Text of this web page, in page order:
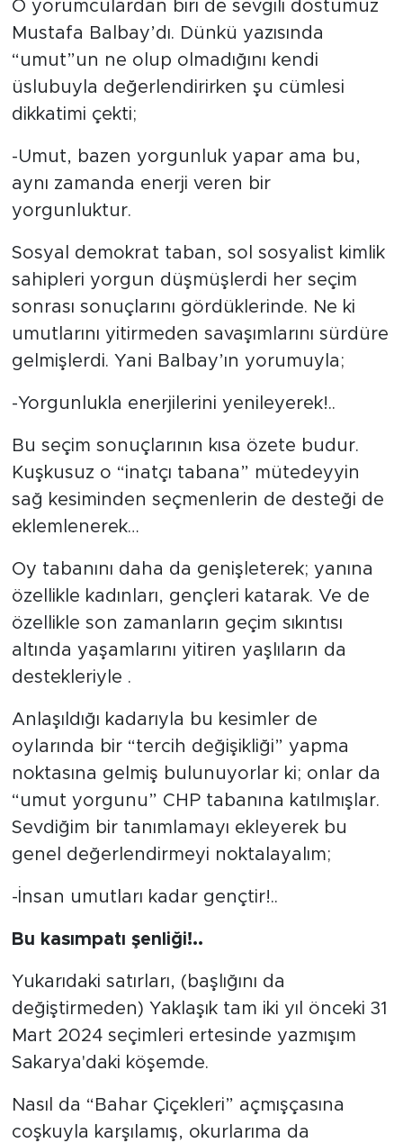
O yorumculardan biri de sevgili dostumuz
Mustafa Balbay’dı. Dünkü yazısında
“umut”un ne olup olmadığını kendi
üslubuyla değerlendirirken şu cümlesi
dikkatimi çekti;
-Umut, bazen yorgunluk yapar ama bu,
aynı zamanda enerji veren bir
yorgunluktur.
Sosyal demokrat taban, sol sosyalist kimlik
sahipleri yorgun düşmüşlerdi her seçim
sonrası sonuçlarını gördüklerinde. Ne ki
umutlarını yitirmeden savaşımlarını sürdüre
gelmişlerdi. Yani Balbay’ın yorumuyla;
-Yorgunlukla enerjilerini yenileyerek!..
Bu seçim sonuçlarının kısa özete budur.
Kuşkusuz o “inatçı tabana” mütedeyyin
sağ kesiminden seçmenlerin de desteği de
eklemlenerek…
Oy tabanını daha da genişleterek; yanına
özellikle kadınları, gençleri katarak. Ve de
özellikle son zamanların geçim sıkıntısı
altında yaşamlarını yitiren yaşlıların da
destekleriyle .
Anlaşıldığı kadarıyla bu kesimler de
oylarında bir “tercih değişikliği” yapma
noktasına gelmiş bulunuyorlar ki; onlar da
“umut yorgunu” CHP tabanına katılmışlar.
Sevdiğim bir tanımlamayı ekleyerek bu
genel değerlendirmeyi noktalayalım;
-İnsan umutları kadar gençtir!..
Bu kasımpatı şenliği!..
Yukarıdaki satırları, (başlığını da
değiştirmeden) Yaklaşık tam iki yıl önceki 31
Mart 2024 seçimleri ertesinde yazmışım
Sakarya'daki köşemde.
Nasıl da “Bahar Çiçekleri” açmışçasına
coşkuyla karşılamış, okurlarıma da